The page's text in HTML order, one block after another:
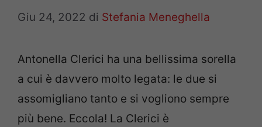
Giu 24, 2022 di Stefania Meneghella
Antonella Clerici ha una bellissima sorella
a cui è davvero molto legata: le due si
assomigliano tanto e si vogliono sempre
più bene. Eccola! La Clerici è